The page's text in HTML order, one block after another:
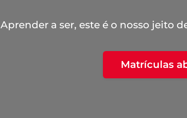
Aprender a ser, este é o nosso jeito
Matrículas